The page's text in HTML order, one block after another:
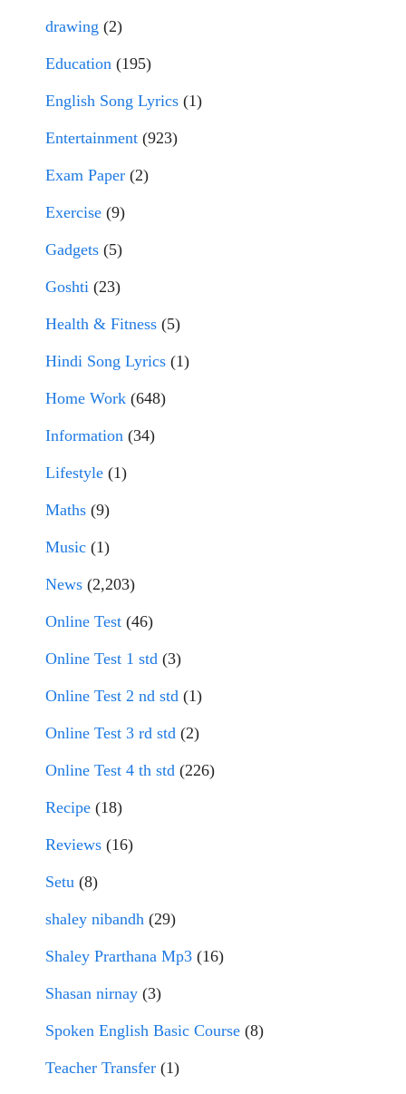
drawing (2)
Education (195)
English Song Lyrics (1)
Entertainment (923)
Exam Paper (2)
Exercise (9)
Gadgets (5)
Goshti (23)
Health & Fitness (5)
Hindi Song Lyrics (1)
Home Work (648)
Information (34)
Lifestyle (1)
Maths (9)
Music (1)
News (2,203)
Online Test (46)
Online Test 1 std (3)
Online Test 2 nd std (1)
Online Test 3 rd std (2)
Online Test 4 th std (226)
Recipe (18)
Reviews (16)
Setu (8)
shaley nibandh (29)
Shaley Prarthana Mp3 (16)
Shasan nirnay (3)
Spoken English Basic Course (8)
Teacher Transfer (1)